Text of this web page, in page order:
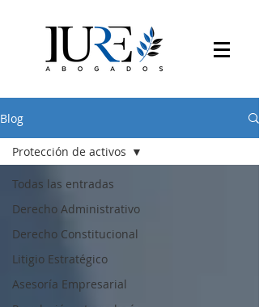
Blog
Todas las entradas
Derecho Administrativo
Derecho Constitucional
Litigio Estratégico
Asesoría Empresarial
Protección de activos